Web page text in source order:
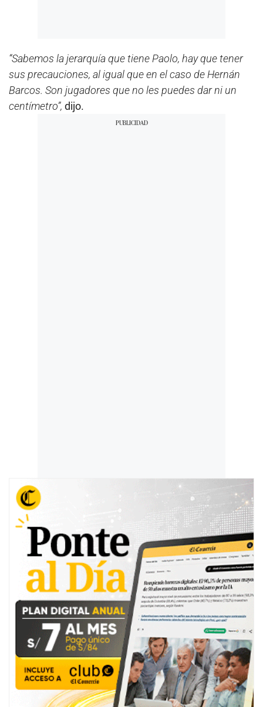
“Sabemos la jerarquía que tiene Paolo, hay que tener
sus precauciones, al igual que en el caso de Hernán
Barcos. Son jugadores que no les puedes dar ni un
centímetro”, dijo.